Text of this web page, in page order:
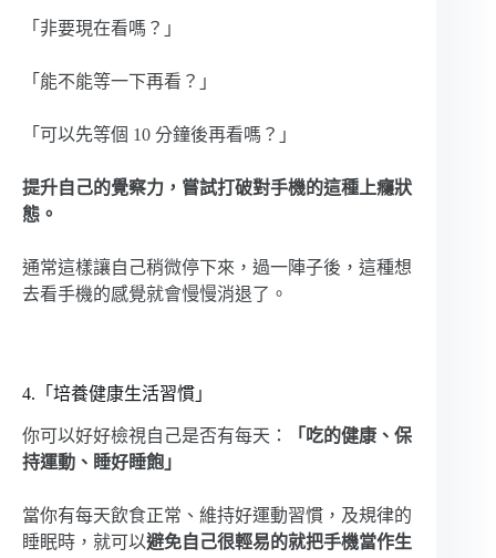
「非要現在看嗎？」
「能不能等一下再看？」
「可以先等個 10 分鐘後再看嗎？」
提升自己的覺察力，嘗試打破對手機的這種上癮狀
態。
通常這樣讓自己稍微停下來，過一陣子後，這種想
去看手機的感覺就會慢慢消退了。
4.「培養健康生活習慣」
你可以好好檢視自己是否有每天：
「吃的健康、保
持運動、睡好睡飽」
當你有每天飲食正常、維持好運動習慣，及規律的
睡眠時，就可以避免自己很輕易的就把手機當作生